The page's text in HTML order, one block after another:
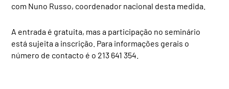
com Nuno Russo, coordenador nacional desta medida.
A entrada é gratuita, mas a participação no seminário
está sujeita a inscrição. Para informações gerais o
número de contacto é o 213 641 354.